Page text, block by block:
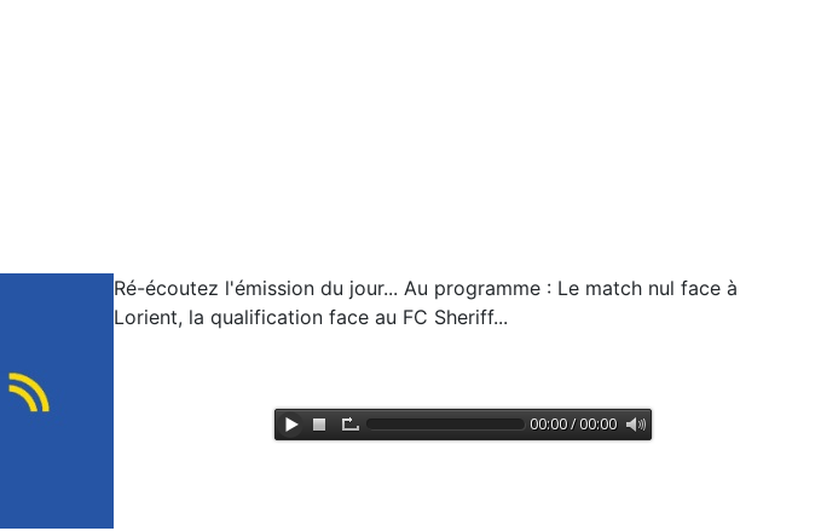
Ré-écoutez l'émission du jour... Au programme : Le match nul face à
Lorient, la qualification face au FC Sheriff...